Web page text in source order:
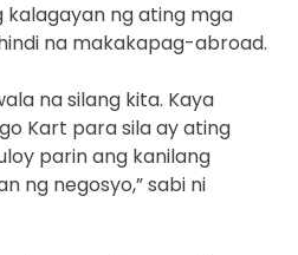
kalagayan ng ating mga
na makakapag-abroad.
na silang kita. Kaya
Kart para sila ay ating
parin ang kanilang
ng negosyo,” sabi ni